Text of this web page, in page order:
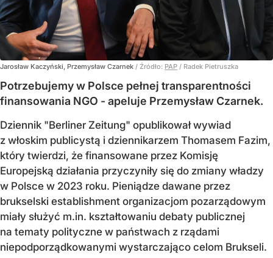
Jarosław Kaczyński, Przemysław Czarnek / Źródło: PAP / Radek Pietruszka
Potrzebujemy w Polsce pełnej transparentności
finansowania NGO - apeluje Przemysław Czarnek.
Dziennik "Berliner Zeitung" opublikował wywiad
z włoskim publicystą i dziennikarzem Thomasem Fazim,
który twierdzi, że finansowane przez Komisję
Europejską działania przyczyniły się do zmiany władzy
w Polsce w 2023 roku. Pieniądze dawane przez
brukselski establishment organizacjom pozarządowym
miały służyć m.in. kształtowaniu debaty publicznej
na tematy polityczne w państwach z rządami
niepodporządkowanymi wystarczająco celom Brukseli.